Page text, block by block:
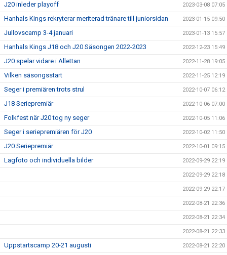
J20 inleder playoff 2023-03-08 07:05
Hanhals Kings rekryterar meriterad tränare till juniorsidan 2023-01-15 09:50
Jullovscamp 3-4 januari 2023-01-13 15:57
Hanhals Kings J18 och J20 Säsongen 2022-2023 2022-12-23 15:49
J20 spelar vidare i Allettan 2022-11-28 19:05
Vilken säsongsstart 2022-11-25 12:19
Seger i premiären trots strul 2022-10-07 06:12
J18 Seriepremiär 2022-10-06 07:00
Folkfest när J20 tog ny seger 2022-10-05 11:06
Seger i seriepremiären för J20 2022-10-02 11:50
J20 Seriepremiär 2022-10-01 09:15
Lagfoto och individuella bilder 2022-09-29 22:19
2022-09-29 22:18
2022-09-29 22:17
2022-08-21 22:36
2022-08-21 22:34
2022-08-21 22:33
Uppstartscamp 20-21 augusti 2022-08-21 22:20